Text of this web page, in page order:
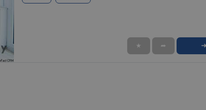
1
★ ➦ ➜